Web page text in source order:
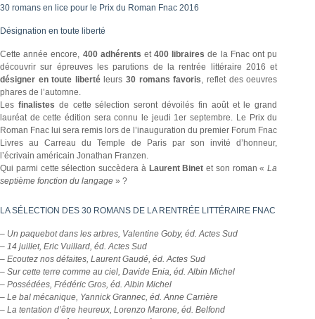
30 romans en lice pour le Prix du Roman Fnac 2016
Désignation en toute liberté
Cette année encore, 400 adhérents et400 libraires de la Fnac ont pu
découvrir sur épreuves les parutions de la rentrée littéraire 2016 et
désigner en toute libertéleurs30 romans favoris, reflet des oeuvres
phares de l’automne.
Les finalistes de cette sélection seront dévoilés fin août et le grand
lauréat de cette édition sera connu le jeudi 1er septembre. Le Prix du
Roman Fnac lui sera remis lors de l’inauguration du premier Forum Fnac
Livres au Carreau du Temple de Paris par son invité d’honneur,
l’écrivain américain Jonathan Franzen.
Qui parmi cette sélection succèdera à Laurent Binetet son roman «La
septième fonction du langage » ?
LA SÉLECTION DES 30 ROMANS DE LA RENTRÉE LITTÉRAIRE FNAC
– Un paquebot dans les arbres, Valentine Goby, éd. Actes Sud
– 14 juillet, Eric Vuillard, éd. Actes Sud
– Ecoutez nos défaites, Laurent Gaudé, éd. Actes Sud
– Sur cette terre comme au ciel, Davide Enia, éd. Albin Michel
– Possédées, Frédéric Gros, éd. Albin Michel
– Le bal mécanique, Yannick Grannec, éd. Anne Carrière
– La tentation d’être heureux, Lorenzo Marone, éd. Belfond